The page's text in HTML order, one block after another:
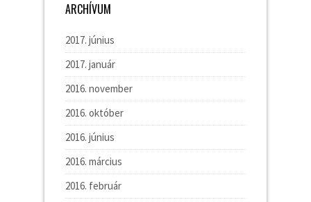
ARCHÍVUM
2017. június
2017. január
2016. november
2016. október
2016. június
2016. március
2016. február